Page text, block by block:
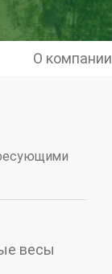
О компании
весы